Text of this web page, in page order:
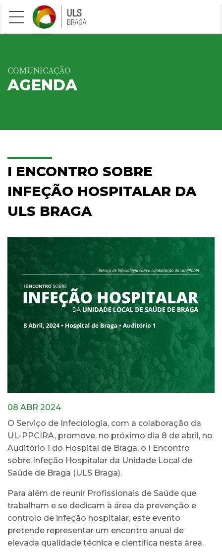
Saltar para conteúdo principal
COMUNICAÇÃO
AGENDA
I ENCONTRO SOBRE
INFEÇÃO HOSPITALAR DA
ULS BRAGA
08 ABR 2024
O Serviço de Infeciologia, com a colaboração da
UL-PPCIRA, promove, no próximo dia 8 de abril, no
Auditório 1 do Hospital de Braga, o I Encontro
sobre Infeção Hospitalar da Unidade Local de
Saúde de Braga (ULS Braga).
Para além de reunir Profissionais de Saúde que
trabalham e se dedicam à área da prevenção e
controlo de infeção hospitalar, este evento
pretende representar um encontro anual de
elevada qualidade técnica e científica nesta área.